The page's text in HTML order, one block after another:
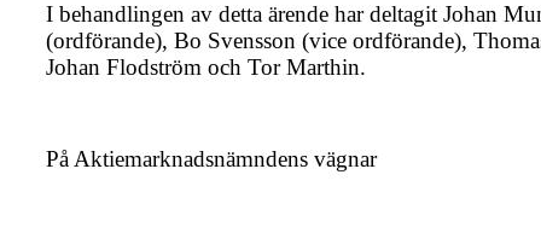
I behandlingen av detta ärende har deltagit Johan
(ordförande), Bo Svensson (vice ordförande),
Johan Flodström och Tor Marthin.
På Aktiemarknadsnämndens vägnar